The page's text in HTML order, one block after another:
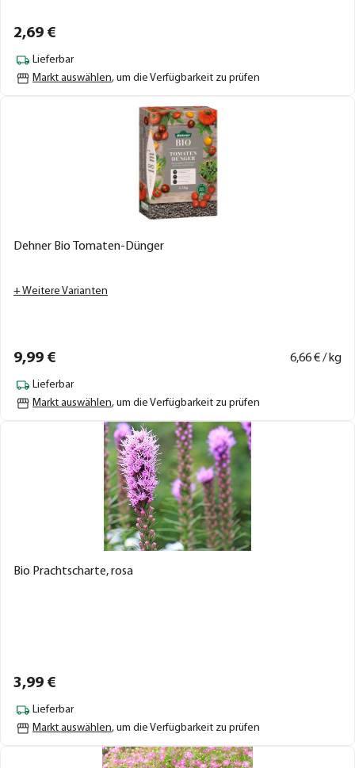
2,69 €
Lieferbar
Markt auswählen, um die Verfügbarkeit zu prüfen
Dehner Bio Tomaten-Dünger
+ Weitere Varianten
9,99 € 6,66€ / kg
Lieferbar
Markt auswählen, um die Verfügbarkeit zu prüfen
Bio Prachtscharte, rosa
3,99 €
Lieferbar
Markt auswählen, um die Verfügbarkeit zu prüfen